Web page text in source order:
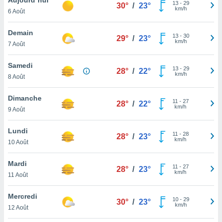
et
»,
au
vous
qu'ils
ou
le
ainsi
un
la
du
6 Août
30° / 23° 13- 29
km/h
Demain
7 Août
29° / 23° 13- 30
km/h
Samedi
8 Août
28° / 22° 13- 29
km/h
Dimanche
9 Août
28° / 22° 11 - 27
km/h
Lundi
10 Août
28° / 23° 11 - 28
km/h
Mardi
11 Août
28° / 23° 11 - 27
km/h
Mercredi
12 Août
30° / 23° 10- 29
km/h